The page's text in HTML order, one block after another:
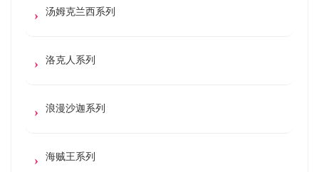
汤姆克兰西系列
洛克人系列
浪漫沙迦系列
海贼王系列